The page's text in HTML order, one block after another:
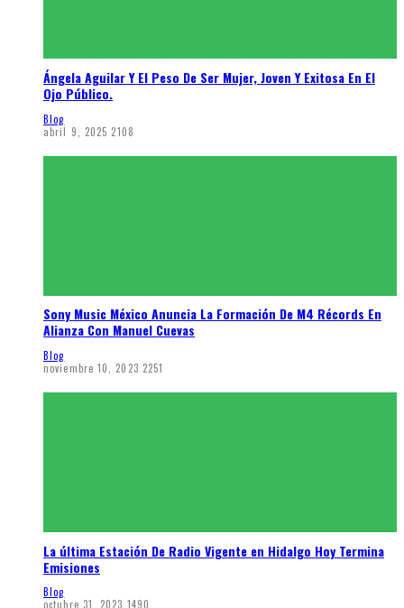
Ángela Aguilar Y El Peso De Ser Mujer, Joven Y Exitosa En El
Ojo Público.
Blog
abril 9, 2025 2108
Sony Music México Anuncia La Formación De M4 Récords En
Alianza Con Manuel Cuevas
Blog
noviembre 10, 2023 2251
La última Estación De Radio Vigente en Hidalgo Hoy Termina
Emisiones
Blog
octubre 31, 2023 1490